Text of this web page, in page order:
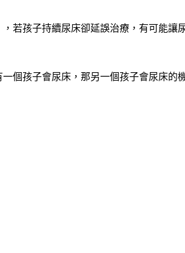
若孩子持續尿床卻延誤治療，有可能
個孩子會尿床，那另一個孩子會尿床的